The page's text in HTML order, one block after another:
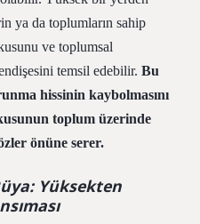
ya da toplumların sahip
ve toplumsal
temsil edebilir. Bu
hissinin kaybolmasını
toplum üzerinde
önüne serer.
Yüksekten